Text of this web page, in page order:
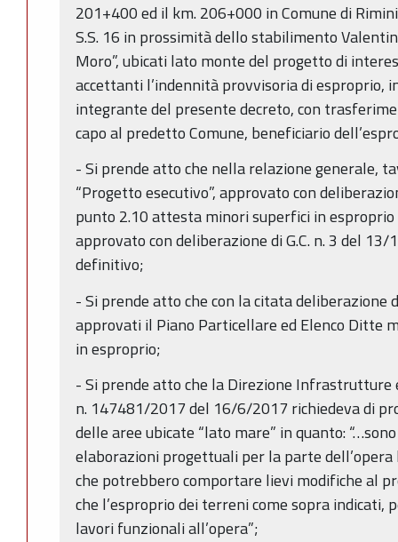
201+400 ed il km. 206+000 in Comune di
S.S. 16 in prossimità dello stabilimento
Moro”, ubicati lato monte del progetto di
accettanti l’indennità provvisoria di esproprio,
integrante del presente decreto, con
capo al predetto Comune, beneficiario
- Si prende atto che nella relazione generale,
“Progetto esecutivo”, approvato con
punto 2.10 attesta minori superfici in
approvato con deliberazione di G.C. n. 3 del
definitivo;
- Si prende atto che con la citata deliberazione
approvati il Piano Particellare ed Elenco Ditte
in esproprio;
- Si prende atto che la Direzione Infrastrutture
n. 147481/2017 del 16/6/2017 richiedeva di
delle aree ubicate “lato mare” in quanto:
elaborazioni progettuali per la parte
che potrebbero comportare lievi modifiche al
che l’esproprio dei terreni come sopra
lavori funzionali all’opera”;